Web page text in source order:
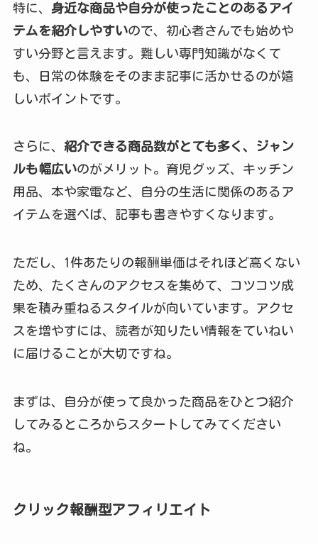
特に、 身近な商品や自分が使ったことのあるアイ
テムを紹介しやすいので、初心者さんでも始めや
すい分野と言えます。難しい専門知識がなくて
も、日常の体験をそのまま記事に活かせるのが嬉
しいポイントです。
さらに、 紹介できる商品数がとても多く、ジャン
ルも幅広いのがメリット。育児グッズ、キッチン
用品、本や家電など、自分の生活に関係のあるア
イテムを選べば、記事も書きやすくなります。
ただし、1件あたりの報酬単価はそれほど高くない
ため、たくさんのアクセスを集めて、コツコツ成
果を積み重ねるスタイルが向いています。アクセ
スを増やすには、読者が知りたい情報をていねい
に届けることが大切ですね。
まずは、自分が使って良かった商品をひとつ紹介
してみるところからスタートしてみてください
ね。
クリック報酬型アフィリエイト